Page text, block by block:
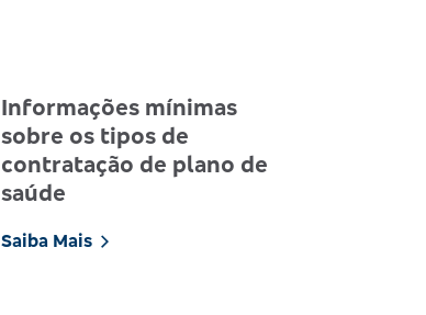
Informações mínimas
sobre os tipos de
contratação de plano de
saúde
Saiba Mais